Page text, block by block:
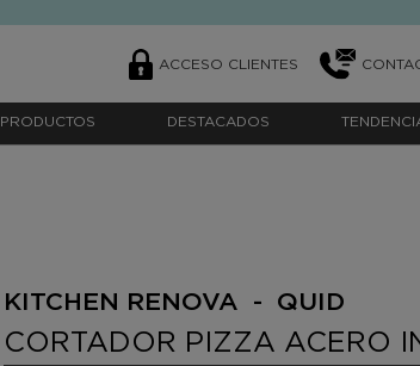
ACCESO CLIENTES
PRODUCTOS DESTACADOS
KITCHEN RENOVA - QUID
CORTADOR PIZZA ACERO